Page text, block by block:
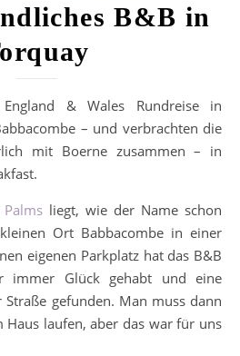
B&B in
– und verbrachten die
mit Boerne zusammen – in
liegt, wie der Name schon
Ort Babbacombe in einer
eigenen Parkplatz hat das B&B
immer Glück gehabt und eine
gefunden. Man muss dann
laufen, aber das war für uns